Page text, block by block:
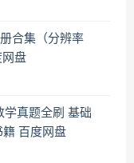
合集（分辨率
盘
真题全刷 基础
籍 百度网盘